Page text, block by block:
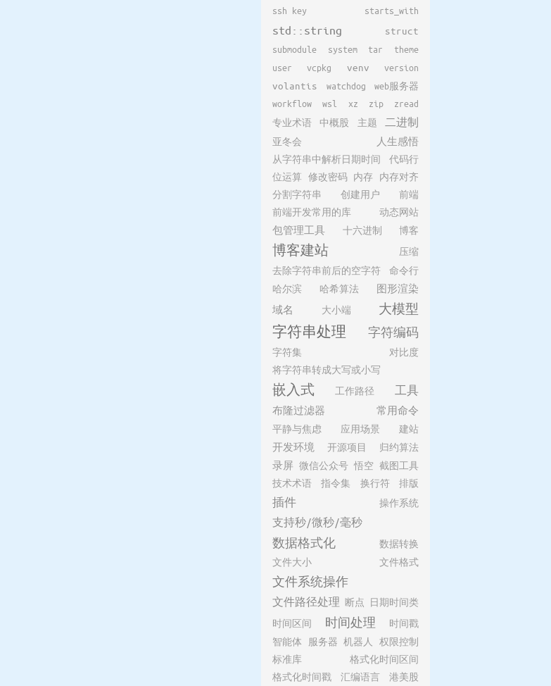
ssh key
starts_with
std::string
struct
submodule
system tar
theme
user
vcpkg venv
version
volantis
watchdog
web服务器
workflow
wsl xz zip
zread
专业术语
中概股 主题 二进制
亚冬会
人生感悟
从字符串中解析日期时间
代码行
位运算 修改密码 内存
内存对齐
分割字符串
创建用户
前端
前端开发常用的库
动态网站
包管理工具
十六进制 博客
博客建站
压缩
去除字符串前后的空字符
命令行
哈尔滨
哈希算法
图形渲染
域名
大小端 大模型
字符串处理 字符编码
字符集
对比度
将字符串转成大写或小写
嵌入式 工作路径 工具
布隆过滤器
常用命令
平静与焦虑
应用场景
建站
开发环境
开源项目
归约算法
录屏 微信公众号 悟空 截图工具
技术术语
指令集 换行符 排版
插件 操作系统
支持秒/微秒/毫秒
数据格式化
数据转换
文件大小
文件格式
文件系统操作
文件路径处理 断点 日期时间类
时间区间
时间处理
时间戳
智能体
服务器 机器人
权限控制
标准库
格式化时间区间
格式化时间戳
汇编语言 港美股